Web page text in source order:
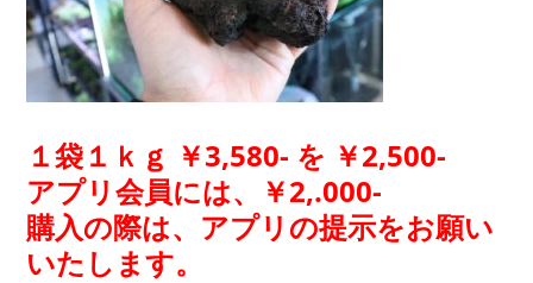
１袋１ｋｇ ￥3,580- を ￥2,500-
アプリ会員には、￥2,.000-
購入の際は、アプリの提示をお願い
いたします。